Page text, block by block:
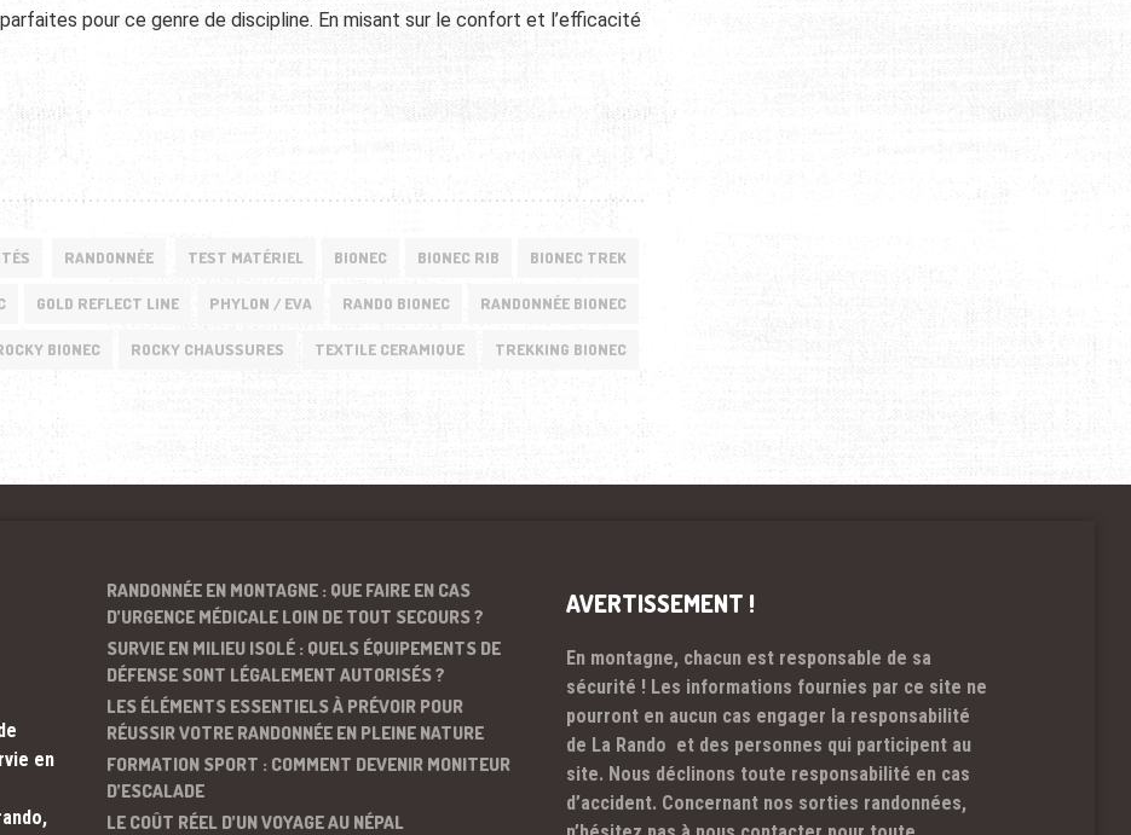
pour ce genre de discipline. En misant sur le confort et l’efficacité
RANDONNÉE TEST MATÉRIEL BIONEC BIONEC RIB BIONEC TREK
GOLD REFLECT LINE PHYLON / EVA RANDO BIONEC RANDONNÉE BIONEC
BIONEC ROCKY CHAUSSURES TEXTILE CERAMIQUE TREKKING BIONEC
en
RANDONNÉE EN MONTAGNE : QUE FAIRE EN CAS
D’URGENCE MÉDICALE LOIN DE TOUT SECOURS ?
SURVIE EN MILIEU ISOLÉ : QUELS ÉQUIPEMENTS DE
DÉFENSE SONT LÉGALEMENT AUTORISÉS ?
LES ÉLÉMENTS ESSENTIELS À PRÉVOIR POUR
RÉUSSIR VOTRE RANDONNÉE EN PLEINE NATURE
FORMATION SPORT : COMMENT DEVENIR MONITEUR
D’ESCALADE
LE COÛT RÉEL D’UN VOYAGE AU NÉPAL
AVERTISSEMENT !
En montagne, chacun est responsable de sa
sécurité ! Les informations fournies par ce site ne
pourront en aucun cas engager la responsabilité
de La Rando et des personnes qui participent au
site. Nous déclinons toute responsabilité en cas
d’accident. Concernant nos sorties randonnées,